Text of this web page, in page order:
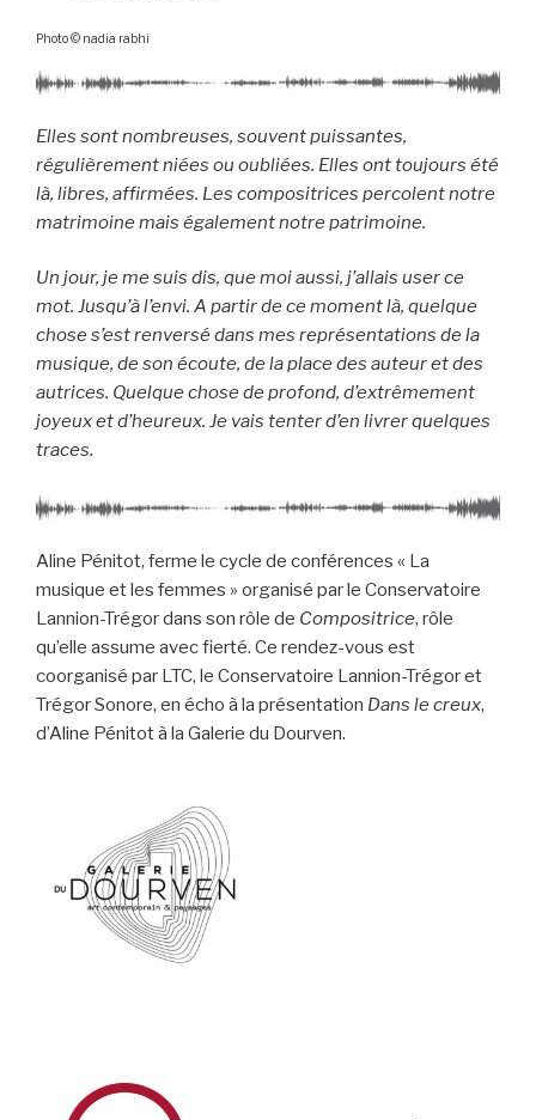
Photo © nadia rabhi
Elles sont nombreuses, souvent puissantes,
régulièrement niées ou oubliées. Elles ont toujours été
là, libres, affirmées. Les compositrices percolent notre
matrimoine mais également notre patrimoine.
Un jour, je me suis dis, que moi aussi, j’allais user ce
mot. Jusqu’à l’envi. A partir de ce moment là, quelque
chose s’est renversé dans mes représentations de la
musique, de son écoute, de la place des auteur et des
autrices. Quelque chose de profond, d’extrêmement
joyeux et d’heureux. Je vais tenter d’en livrer quelques
traces.
Aline Pénitot, ferme le cycle de conférences « La
musique et les femmes » organisé par le Conservatoire
Lannion-Trégor dans son rôle de Compositrice, rôle
qu’elle assume avec fierté. Ce rendez-vous est
coorganisé par LTC, le Conservatoire Lannion-Trégor et
Trégor Sonore, en écho à la présentation Dans le creux,
d’Aline Pénitot à la Galerie du Dourven.